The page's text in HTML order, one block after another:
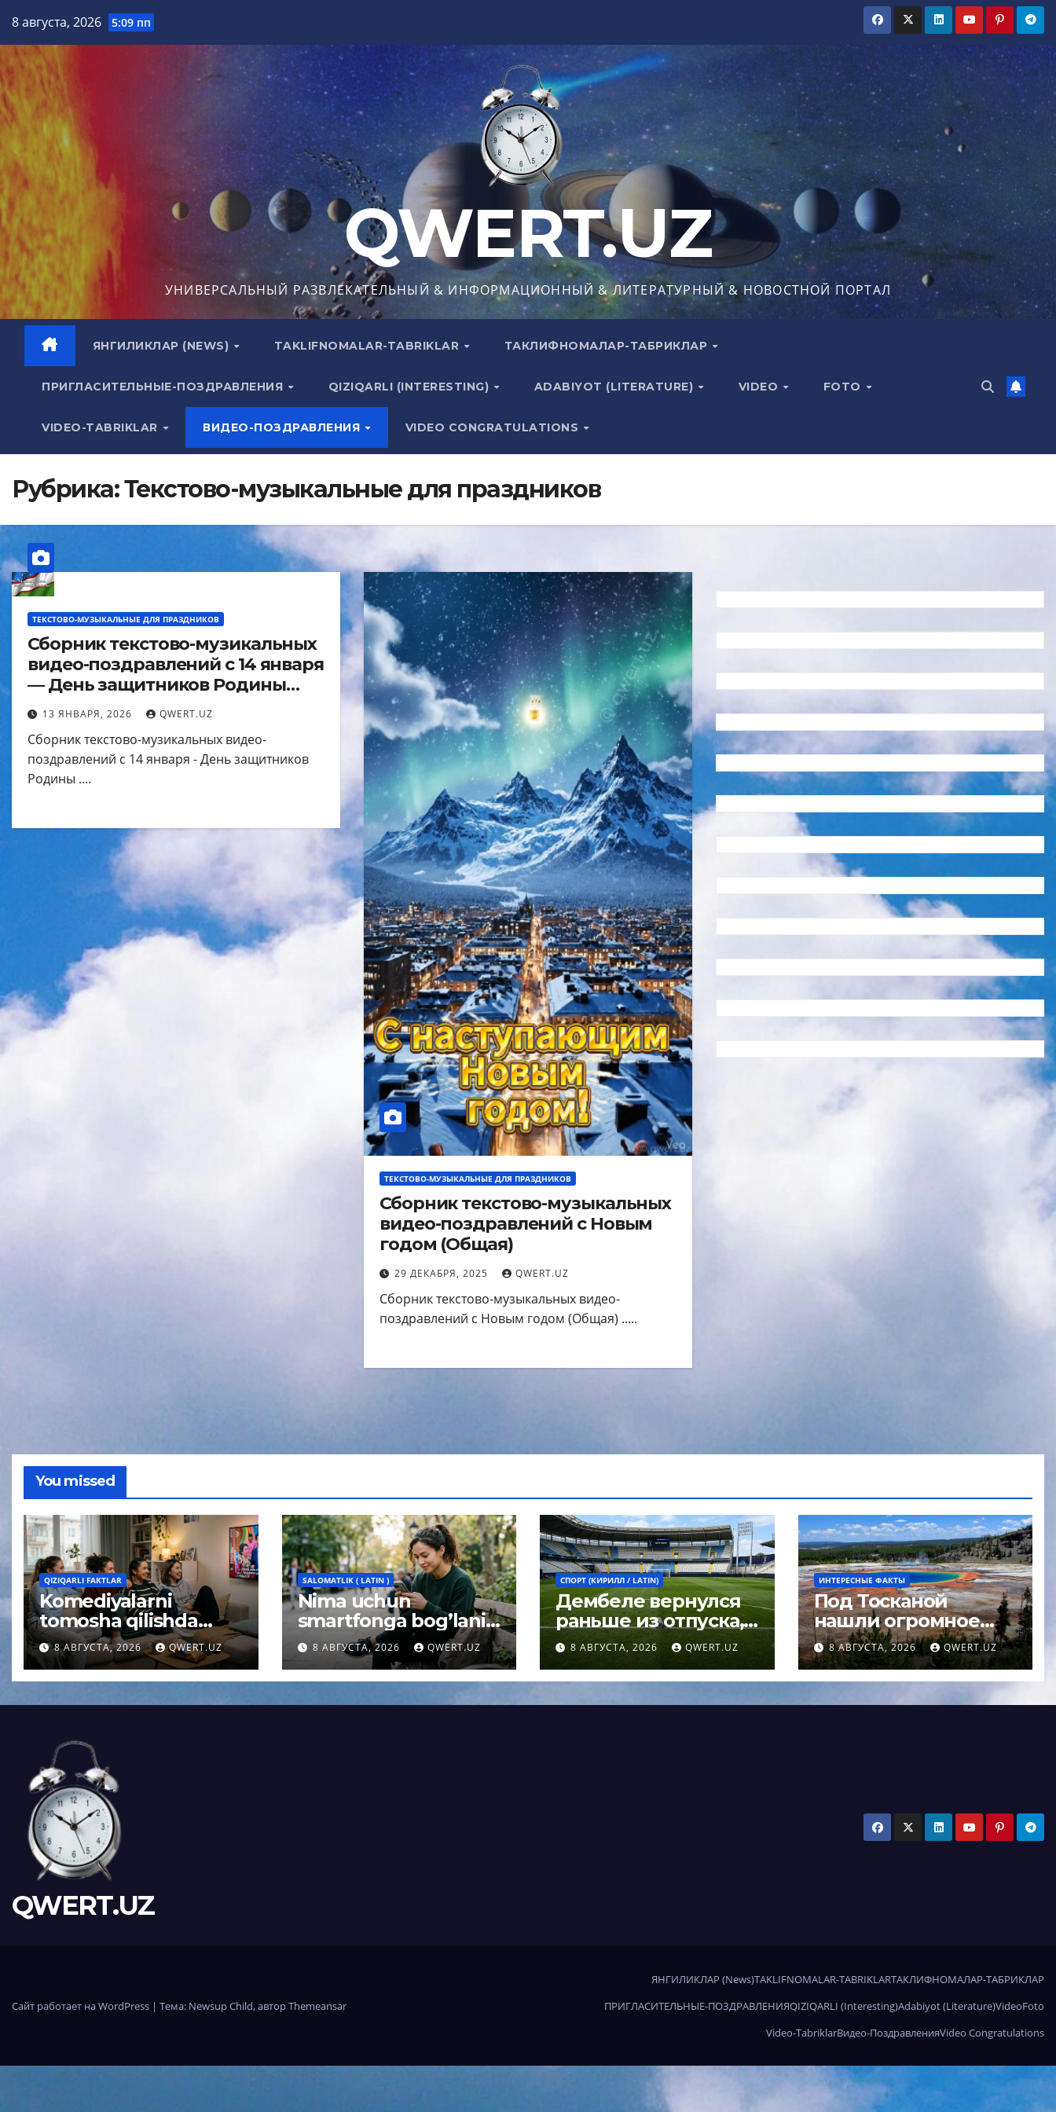
содержимому
8 августа, 2026 5:09 пп
QWERT.UZ
УНИВЕРСАЛЬНЫЙ РАЗВЛЕКАТЕЛЬНЫЙ & ИНФОРМАЦИОННЫЙ & ЛИТЕРАТУРНЫЙ & НОВОСТНОЙ ПОРТАЛ
ЯНГИЛИКЛАР (NEWS) TAKLIFNOMALAR-TABRIKLAR ТАКЛИФНОМАЛАР-ТАБРИКЛАР
ПРИГЛАСИТЕЛЬНЫЕ-ПОЗДРАВЛЕНИЯ QIZIQARLI (INTERESTING) ADABIYOT (LITERATURE) VIDEO FOTO
VIDEO-TABRIKLAR ВИДЕО-ПОЗДРАВЛЕНИЯ VIDEO CONGRATULATIONS
Рубрика:Текстово-музыкальные для праздников
ТЕКСТОВО-МУЗЫКАЛЬНЫЕ ДЛЯ ПРАЗДНИКОВ
Сборник текстово-музикальных
видео-поздравлений с 14 января
— День защитников Родины
(Общая)
13 ЯНВАРЯ, 2026 QWERT.UZ
Сборник текстово-музикальных видео-
поздравлений с 14 января - День защитников
Родины ....
ТЕКСТОВО-МУЗЫКАЛЬНЫЕ ДЛЯ ПРАЗДНИКОВ
Сборник текстово-музыкальных
видео-поздравлений с Новым
годом (Общая)
29 ДЕКАБРЯ, 2025 QWERT.UZ
Сборник текстово-музыкальных видео-
поздравлений с Новым годом (Общая) .....
You missed
QIZIQARLI FAKTLAR
Komediyalarni
tomosha qilishda
miya uchun
kutilmagan effekt
aniqlandi
8 АВГУСТА, 2026 QWERT.UZ
SALOMATLIK ( LATIN )
Nima uchun
smartfonga bog’lanib
qolish umrni
qisqartirishi mumkin:
psixolog javobi
8 АВГУСТА, 2026 QWERT.UZ
СПОРТ (КИРИЛЛ / LATIN)
Дембеле вернулся
раньше из отпуска,
чтобы сыграть в
Суперкубке УЕФА
8 АВГУСТА, 2026 QWERT.UZ
ИНТЕРЕСНЫЕ ФАКТЫ
Под Тосканой
нашли огромное
море магмы
8 АВГУСТА, 2026 QWERT.UZ
QWERT.UZ
Сайт работает на WordPress | Тема: Newsup Child, авторThemeansar
ЯНГИЛИКЛАР (News)TAKLIFNOMALAR-TABRIKLARТАКЛИФНОМАЛАР-ТАБРИКЛАР
ПРИГЛАСИТЕЛЬНЫЕ-ПОЗДРАВЛЕНИЯQIZIQARLI (Interesting)Adabiyot (Literature)VideoFoto
Video-TabriklarВидео-ПоздравленияVideo Congratulations